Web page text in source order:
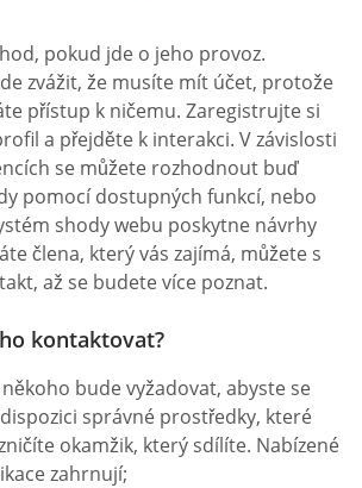
pokud jde o jeho provoz.
zvážit, že musíte mít účet, protože
přístup k ničemu. Zaregistrujte si
a přejděte k interakci. V závislosti
se můžete rozhodnout buď
pomocí dostupných funkcí, nebo
shody webu poskytne návrhy
člena, který vás zajímá, můžete s
až se budete více poznat.
kontaktovat?
bude vyžadovat, abyste se
správné prostředky, které
okamžik, který sdílíte. Nabízené
zahrnují;